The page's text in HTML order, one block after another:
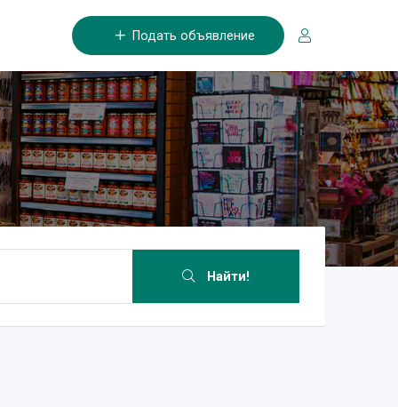
Подать объявление
Найти!